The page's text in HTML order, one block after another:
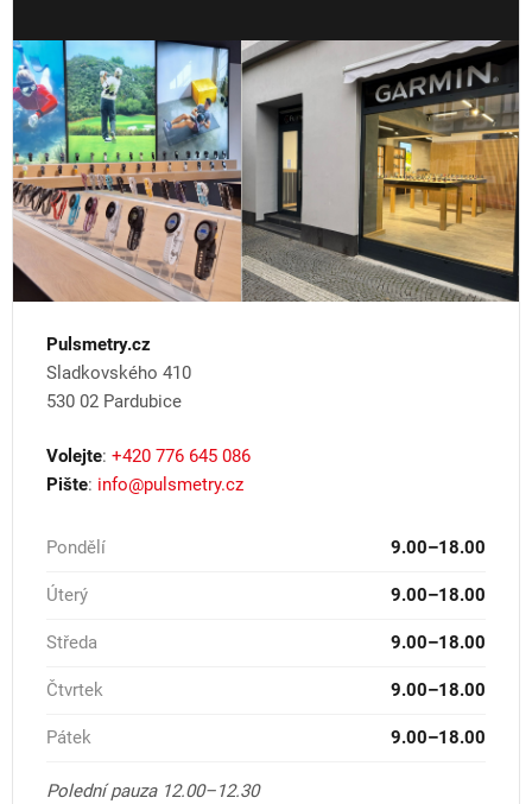
Pulsmetry.cz
Sladkovského 410
530 02 Pardubice
Volejte: +420 776 645 086
Pište: info@pulsmetry.cz
Pondělí 9.00–18.00
Úterý 9.00–18.00
Středa 9.00–18.00
Čtvrtek 9.00–18.00
Pátek 9.00–18.00
Polední pauza 12.00–12.30